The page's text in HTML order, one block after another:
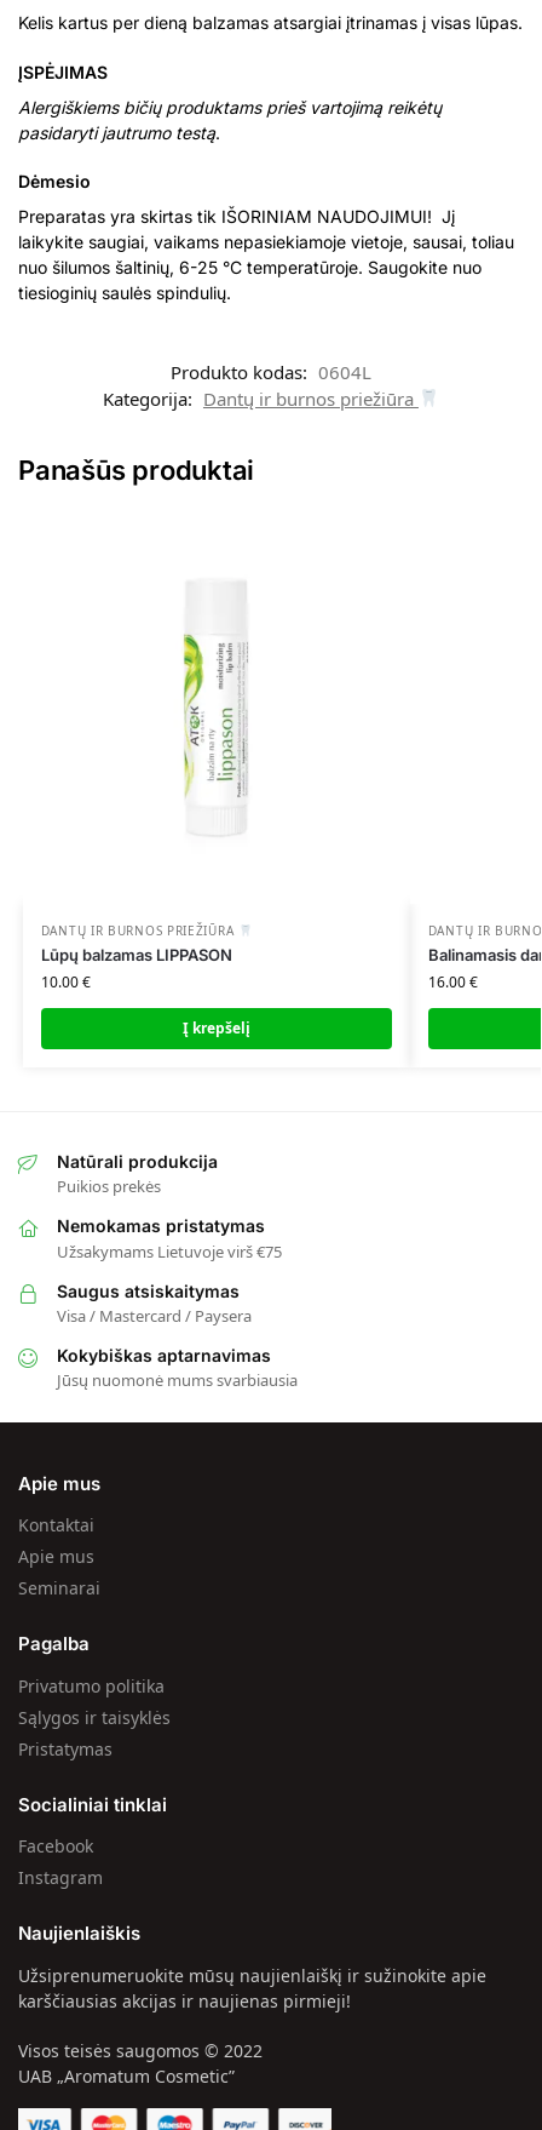
Kelis kartus per dieną balzamas atsargiai įtrinamas į visas lūpas.
ĮSPĖJIMAS
Alergiškiems bičių produktams prieš vartojimą reikėtų
pasidaryti jautrumo testą.
Dėmesio
Preparatas yra skirtas tik IŠORINIAM NAUDOJIMUI! Jį
laikykite saugiai, vaikams nepasiekiamoje vietoje, sausai, toliau
nuo šilumos šaltinių, 6-25 °C temperatūroje. Saugokite nuo
tiesioginių saulės spindulių.
Produkto kodas: 0604L
Kategorija: Dantų ir burnos priežiūra
Panašūs produktai
DANTŲ IR BURNOS PRIEŽIŪRA
Lūpų balzamas LIPPASON
10.00€
Į krepšelį
DANTŲ IR
Balinamasis
16.00€
Natūrali produkcija
Puikios prekės
Nemokamas pristatymas
Užsakymams Lietuvoje virš €75
Saugus atsiskaitymas
Visa / Mastercard / Paysera
Kokybiškas aptarnavimas
Jūsų nuomonė mums svarbiausia
Apie mus
Kontaktai
Apie mus
Seminarai
Pagalba
Privatumo politika
Sąlygos ir taisyklės
Pristatymas
Socialiniai tinklai
Facebook
Instagram
Naujienlaiškis
Užsiprenumeruokite mūsų naujienlaiškį ir sužinokite apie
karščiausias akcijas ir naujienas pirmieji!
Visos teisės saugomos © 2022
UAB „Aromatum Cosmetic”